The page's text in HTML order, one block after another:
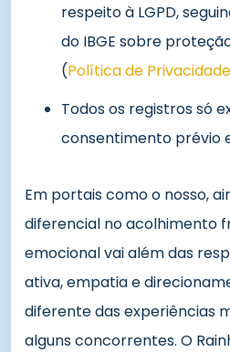
respeito à LGPD,
do IBGE sobre
(Política de
Todos os registros só
consentimento prévio
Em portais como o nosso,
diferencial no acolhimento
emocional vai além das
ativa, empatia e
diferente das experiências
alguns concorrentes. O